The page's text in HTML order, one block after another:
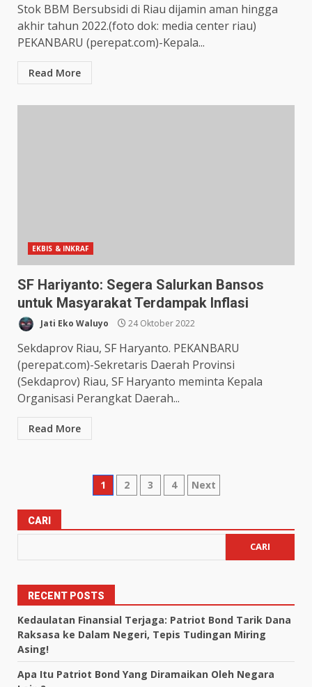
Stok BBM Bersubsidi di Riau dijamin aman hingga
akhir tahun 2022.(foto dok: media center riau)
PEKANBARU (perepat.com)-Kepala...
Read More
EKBIS & INKRAF
SF Hariyanto: Segera Salurkan Bansos
untuk Masyarakat Terdampak Inflasi
Jati Eko Waluyo 24 Oktober 2022
Sekdaprov Riau, SF Haryanto. PEKANBARU
(perepat.com)-Sekretaris Daerah Provinsi
(Sekdaprov) Riau, SF Haryanto meminta Kepala
Organisasi Perangkat Daerah...
Read More
1 2 3 4 Next
CARI
CARI
RECENT POSTS
Kedaulatan Finansial Terjaga: Patriot Bond Tarik Dana
Raksasa ke Dalam Negeri, Tepis Tudingan Miring
Asing!
Apa Itu Patriot Bond Yang Diramaikan Oleh Negara